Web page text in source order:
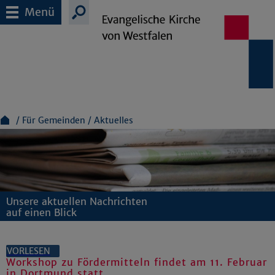
Menü
Für Gemeinden Aktuelles
Unsere aktuellen Nachrichten
auf einen Blick
VORLESEN
Workshop zu Fördermitteln findet am 11. Februar